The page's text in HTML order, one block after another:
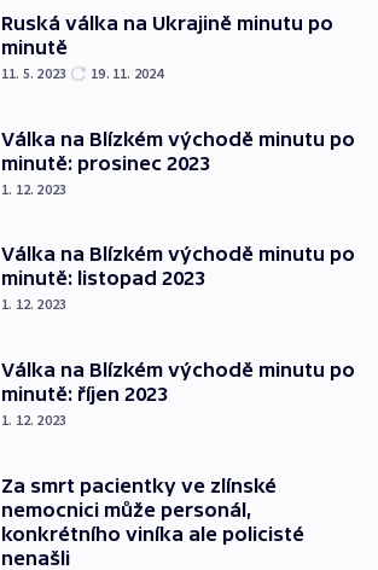
Ruská válka na Ukrajině minutu po
minutě
11. 5. 2023 19. 11. 2024
Válka na Blízkém východě minutu po
minutě: prosinec 2023
1. 12. 2023
Válka na Blízkém východě minutu po
minutě: listopad 2023
1. 12. 2023
Válka na Blízkém východě minutu po
minutě: říjen 2023
1. 12. 2023
Za smrt pacientky ve zlínské
nemocnici může personál,
konkrétního viníka ale policisté
nenašli